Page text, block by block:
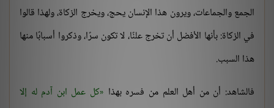
الجمع والجماعات، ويرون هذا الإنسان يحج، ويخرج الزكاة، ولهذا قالوا
في الزكاة: بأنها الأفضل أن تخرج علنًا، لا تكون سرًا، وذكروا أسبابًا منها
هذا السبب.
فالشاهد: أن من أهل العلم من فسره بهذا كل عمل ابن آدم له إلا